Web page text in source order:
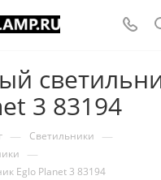
3 83194
— Светильники —
—
Eglo Planet 3 83194